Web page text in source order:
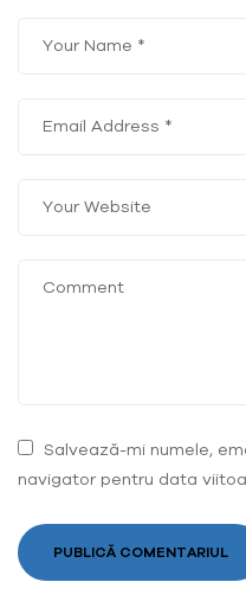
Salvează-mi numele,
navigator pentru data